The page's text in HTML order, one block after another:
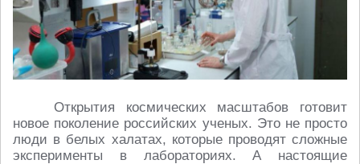
Открытия космических масштабов готовит
новое поколение российских ученых. Это не просто
люди в белых халатах, которые проводят сложные
эксперименты в лабораториях. А настоящие